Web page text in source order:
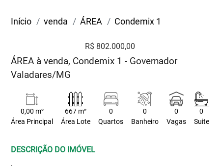
Início venda ÁREA Condemix 1
R$ 802.000,00
ÁREA à venda, Condemix 1 - Governador
Valadares/MG
0,00 m²
Área Principal
667 m²
Área Lote
0
Quartos
0
Banheiro
0
Vagas
0
Suite
DESCRIÇÃO DO IMÓVEL
.